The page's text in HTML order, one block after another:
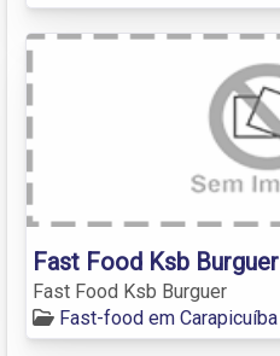
Fast Food Ksb Burguer
Fast Food Ksb Burguer
Fast-food em Carapicuíba